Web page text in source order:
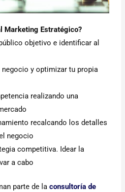
Marketing Estratégico?
objetivo e identificar al
y optimizar tu propia
realizando una
recalcando los detalles
negocio
competitiva. Idear la
a cabo
parte de laconsultoría de